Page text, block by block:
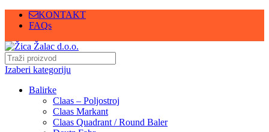
KONTAKT
FAQs
Izaberi kategoriju
Balirke
Claas – Poljostroj
Claas Markant
Claas Quadrant / Round Baler